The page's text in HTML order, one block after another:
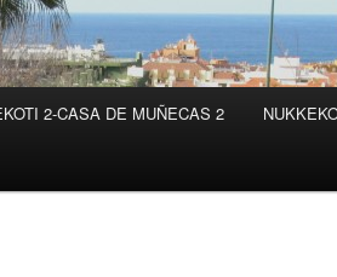
2-CASA DE MUÑECAS 2